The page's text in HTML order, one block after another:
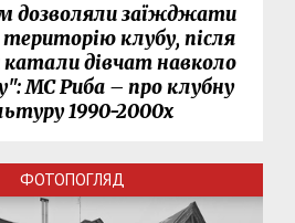
дозволяли заїжджати
клубу, після
катали дівчат навколо
МС Риба – про клубну
1990-2000х
ФОТОПОГЛЯД